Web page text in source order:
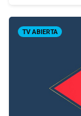
TV ABIERTA